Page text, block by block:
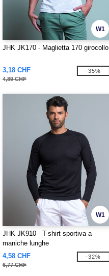
W1
JHK JK170 - Maglietta 170 girocollo
3,18 CHF
4,89 CHF
-35%
W1
JHK JK910 - T-shirt sportiva a
maniche lunghe
4,58 CHF
6,77 CHF
-32%